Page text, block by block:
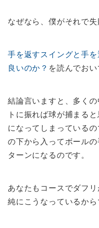
なぜなら、僕がそれで
手を返すスイングと手
良いのか？ を読んでおい
結論言いますと、多く
トに振れば球が捕まる
になってしまっている
の下から入ってボール
ターンになるのです。
あなたもコースでダフ
純にこうなっているから